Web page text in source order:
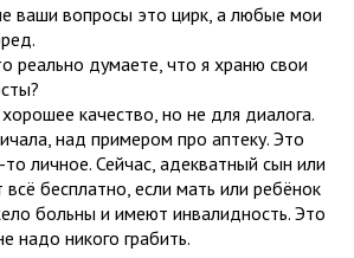
ваши вопросы это цирк, а любые мои
реально думаете, что я храню свои
качество, но не для диалога.
над примером про аптеку. Это
личное. Сейчас, адекватный сын или
бесплатно, если мать или ребёнок
больны и имеют инвалидность. Это
надо никого грабить.